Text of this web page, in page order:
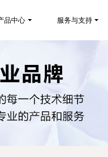
品中心 服务与支持